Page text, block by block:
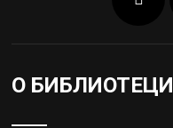
О БИБЛИОТЕЦИ